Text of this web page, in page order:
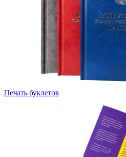
Печать буклетов